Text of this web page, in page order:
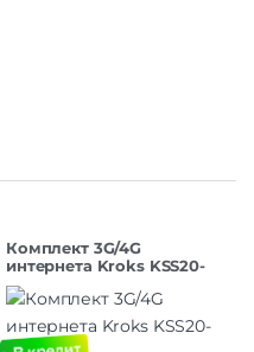
Комплект 3G/4G
интернета Kroks KSS20-
R4